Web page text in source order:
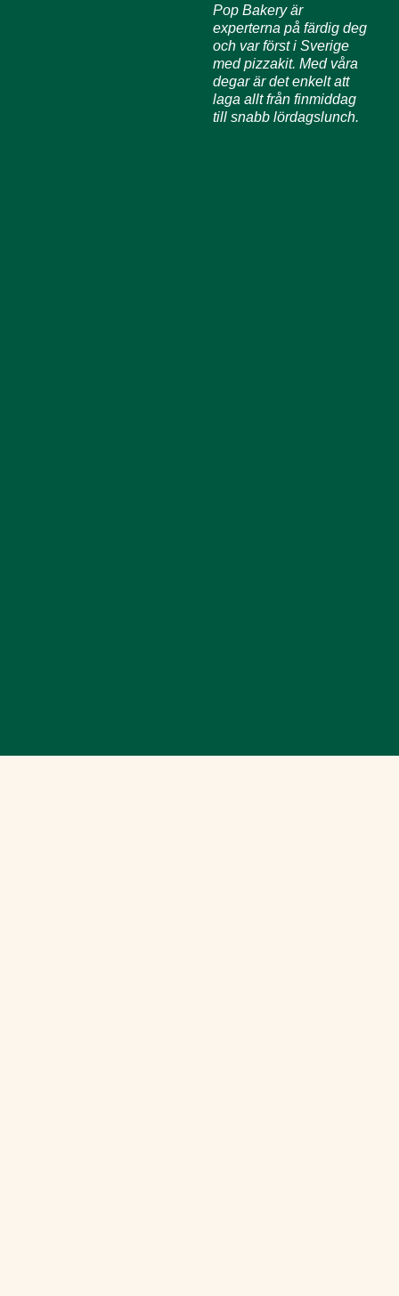
Pop Bakery är
experterna på färdig deg
och var först i Sverige
med pizzakit. Med våra
degar är det enkelt att
laga allt från finmiddag
till snabb lördagslunch.